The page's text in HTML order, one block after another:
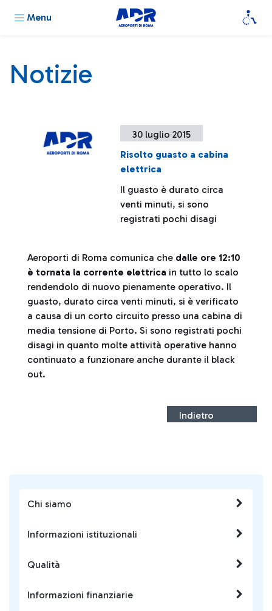
Menu
Chi siamo
Informazioni istituzionali
Qualità
Informazioni finanziarie
Notizie
30 luglio 2015
Risolto guasto a cabina
elettrica
Il guasto è durato circa
venti minuti, si sono
registrati pochi disagi
Aeroporti di Roma comunica che dalle ore 12:10
è tornata la corrente elettrica in tutto lo scalo
rendendolo di nuovo pienamente operativo. Il
guasto, durato circa venti minuti, si è verificato
a causa di un corto circuito presso una cabina di
media tensione di Porto. Si sono registrati pochi
disagi in quanto molte attività operative hanno
continuato a funzionare anche durante il black
out.
Indietro